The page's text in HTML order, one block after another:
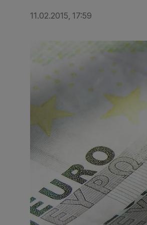
11.02.2015, 17:59